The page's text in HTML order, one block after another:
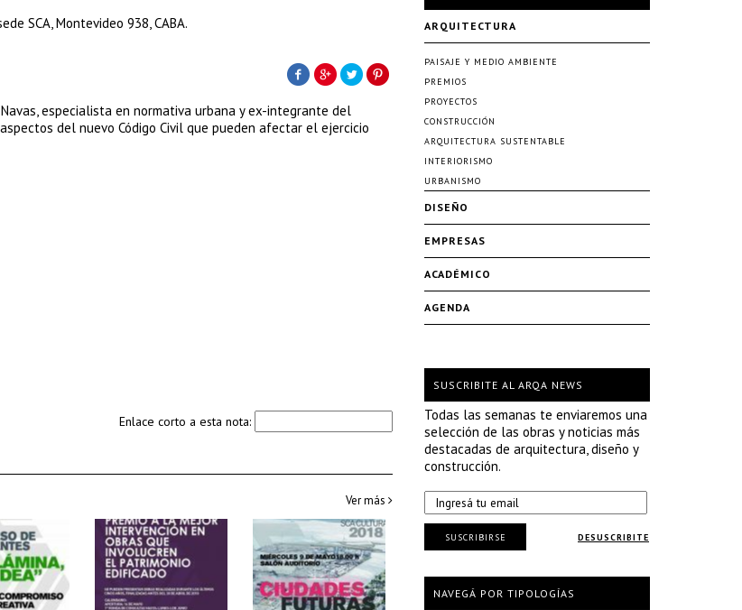
SCA, Montevideo 938, CABA.
especialista en normativa urbana y ex-integrante del
del nuevo Código Civil que pueden afectar el ejercicio
Enlace corto a esta nota:
Ver más
ARQUITECTURA
PAISAJE Y MEDIO AMBIENTE
PREMIOS
PROYECTOS
CONSTRUCCIÓN
ARQUITECTURA SUSTENTABLE
INTERIORISMO
URBANISMO
DISEÑO
EMPRESAS
ACADÉMICO
AGENDA
SUSCRIBITE AL ARQA NEWS
Todas las semanas te enviaremos una
selección de las obras y noticias más
destacadas de arquitectura, diseño y
construcción.
DESUSCRIBITE
SUSCRIBIRSE
NAVEGÁ POR TIPOLOGÍAS